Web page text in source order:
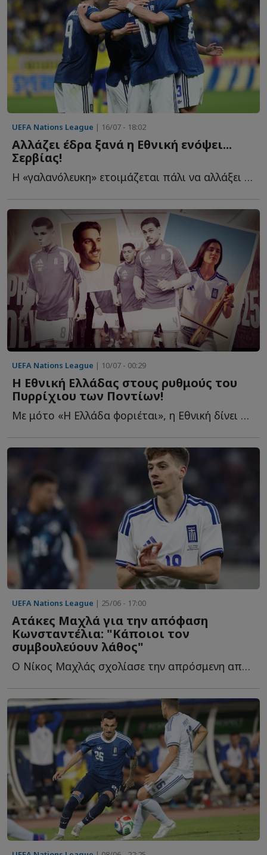
UEFA Nations League | 16/07 - 18:02
Αλλάζει έδρα ξανά η Εθνική ενόψει...
Σερβίας!
Η «γαλανόλευκη» ετοιμάζεται πάλι να αλλάξει γήπεδο π...
UEFA Nations League | 10/07 - 00:29
Η Εθνική Ελλάδας στους ρυθμούς του
Πυρρίχιου των Ποντίων!
Με μότο «Η Ελλάδα φοριέται», η Εθνική δίνει στη νέα τ...
UEFA Nations League | 25/06 - 17:00
Ατάκες Μαχλά για την απόφαση
Κωνσταντέλια: "Κάποιοι τον
συμβουλεύουν λάθος"
Ο Νίκος Μαχλάς σχολίασε την απρόσμενη απόφαση του Γιάννη Κ...